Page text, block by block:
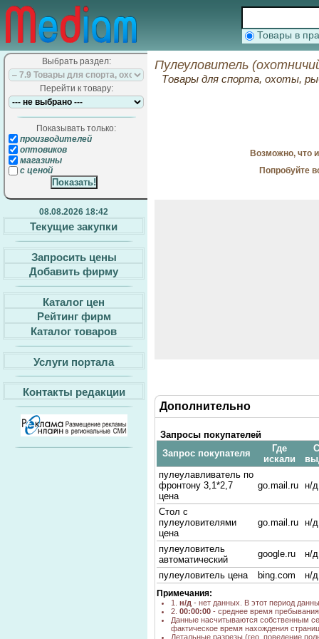
Товары в
Выбрать раздел:
Перейти к товару:
Показывать только:
производителей
оптовиков
магазины
с ценой
08.08.2026 18:42
Текущие закупки
Запросить цены
Добавить фирму
Каталог цен
Рейтинг фирм
Каталог товаров
Услуги портала
Контакты редакции
Пулеуловитель
Товары для спорта, охоты,
Возможно, что
Попробуйте
Дополнительно
Запросы покупателей
Запрос покупателя
Где
искали
пулеулавливатель по
фронтону 3,1*2,7
цена
go.mail.ru н/д
Стол с
пулеуловителями
цена
go.mail.ru н/д
пулеуловитель
автоматический
google.ru
н/д
пулеуловитель цена
bing.com н/д
Примечания:
1. н/д - нет данных. В этот период
2. 00:00:00 - среднее время
Данные насчитываются собственным
фактическое время нахождения
Детальные разрезы (гео, поведение